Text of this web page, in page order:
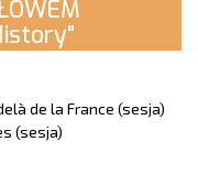
de la France (sesja)
(sesja)